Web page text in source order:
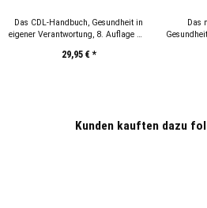
Das CDL-Handbuch, Gesundheit in
eigener Verantwortung, 8. Auflage mit
29,95 €*
Das
Kunden kauften dazu